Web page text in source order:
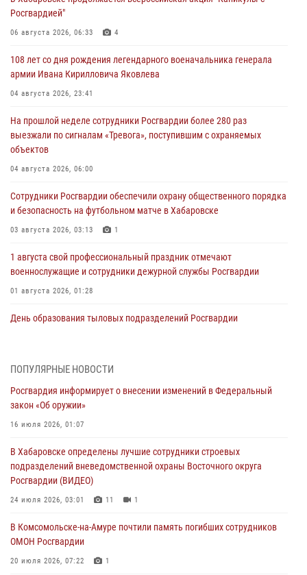
Росгвардией"
06 августа 2026, 06:33 4
108 лет со дня рождения легендарного военачальника генерала
армии Ивана Кирилловича Яковлева
04 августа 2026, 23:41
На прошлой неделе сотрудники Росгвардии более 280 раз
выезжали по сигналам «Тревога», поступившим с охраняемых
объектов
04 августа 2026, 06:00
Сотрудники Росгвардии обеспечили охрану общественного порядка
и безопасность на футбольном матче в Хабаровске
03 августа 2026, 03:13 1
1 августа свой профессиональный праздник отмечают
военнослужащие и сотрудники дежурной службы Росгвардии
01 августа 2026, 01:28
День образования тыловых подразделений Росгвардии
В Управлении Росгвардии по Хабаровскому краю состоялось
избирательного права
31 июля 2026, 03:26
женщине, потерявшей сознание во время массового мероприятия
29 июля 2026, 23:24 2
В Хабаровске продолжается акция «Каникулы с Росгвардией»
За прошедшую неделю в Хабаровском крае росгвардейцы провели
свыше 120 проверок условий хранения оружия
ПОПУЛЯРНЫЕ НОВОСТИ
Росгвардия информирует о внесении изменений в Федеральный
закон «Об оружии»
16 июля 2026, 01:07
В Хабаровске определены лучшие сотрудники строевых
подразделений вневедомственной охраны Восточного округа
Росгвардии (ВИДЕО)
24 июля 2026, 03:01 11 1
В Комсомольске-на-Амуре почтили память погибших сотрудников
ОМОН Росгвардии
20 июля 2026, 07:22 1